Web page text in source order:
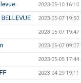
2023-05-10 16:10
2023-05-07 19:50
2023-05-07 19:47
2023-05-07 09:07
2023-05-05 17:44
2023-04-29 19:11